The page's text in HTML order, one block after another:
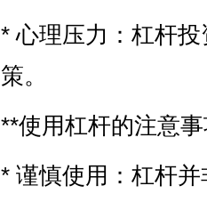
* 心理压力：杠杆
策。
**使用杠杆的注意
* 谨慎使用：杠杆